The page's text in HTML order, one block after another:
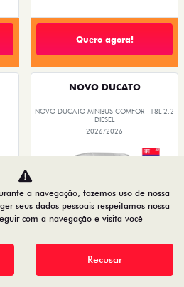
Quero agora!
NOVO DUCATO
NOVO DUCATO MINIBUS COMFORT 18L 2.2
DIESEL
2026/2026
PREÇOS REDUZIDOS
a navegação, fazemos uso de nossa
seus dados pessoais respeitamos nossa
com a navegação e visita você
Recusar